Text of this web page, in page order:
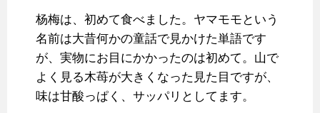
杨梅は、初めて食べました。ヤマモモという
名前は大昔何かの童話で見かけた単語です
が、実物にお目にかかったのは初めて。山で
よく見る木苺が大きくなった見た目ですが、
味は甘酸っぱく、サッパリとしてます。